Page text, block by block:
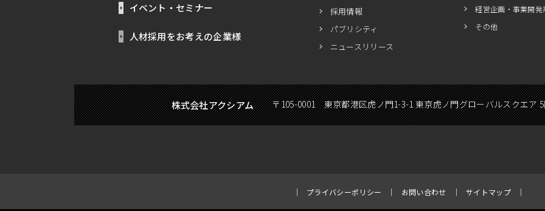
イベント・セミナー
人材採用をお考えの企業様
採用情報
パブリシティ
ニュースリリース
経営企画・事業開発
その他
株式会社アクシアム 〒105-0001 東京都港区虎ノ門1-3-1 東京虎ノ門グローバルスクエア
プライバシーポリシー お問い合わせ サイトマップ